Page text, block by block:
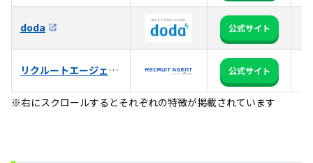
doda 公式サイト
リクルートエージェント 公式サイト
※右にスクロールするとそれぞれの特徴が掲載されています